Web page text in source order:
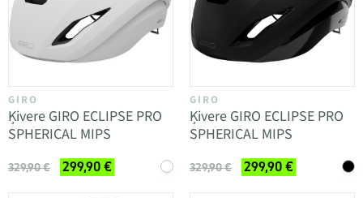
GIRO
Ķivere GIRO ECLIPSE PRO
SPHERICAL MIPS
329,90 € 299,90 €
GIRO
Ķivere GIRO ECLIPSE PRO
SPHERICAL MIPS
329,90 € 299,90 €